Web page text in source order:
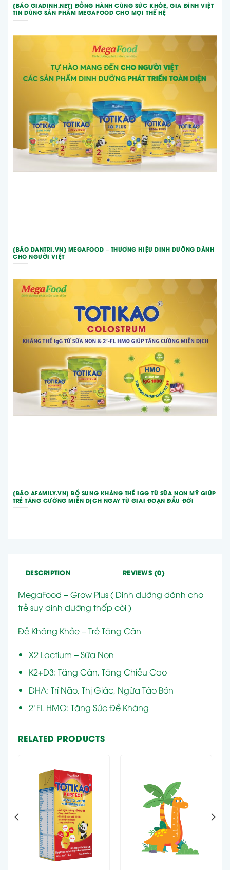
[BÁO GIADINH.NET] ĐỒNG HÀNH CÙNG SỨC KHỎE, GIA ĐÌNH VIỆT
TIN DÙNG SẢN PHẨM MEGAFOOD CHO MỌI THẾ HỆ
[BÁO DANTRI.VN] MEGAFOOD – THƯƠNG HIỆU DINH DƯỠNG DÀNH
CHO NGƯỜI VIỆT
[BÁO AFAMILY.VN] BỔ SUNG KHÁNG THỂ IGG TỪ SỮA NON MỸ GIÚP
TRẺ TĂNG CƯỜNG MIỄN DỊCH NGAY TỪ GIAI ĐOẠN ĐẦU ĐỜI
DESCRIPTION REVIEWS (0)
MegaFood – Grow Plus ( Dinh dưỡng dành cho
trẻ suy dinh dưỡng thấp còi )
Đề Kháng Khỏe – Trẻ Tăng Cân
X2 Lactium – Sữa Non
K2+D3: Tăng Cân, Tăng Chiều Cao
DHA: Trí Não, Thị Giác, Ngừa Táo Bón
2’FL HMO: Tăng Sức Đề Kháng
RELATED PRODUCTS